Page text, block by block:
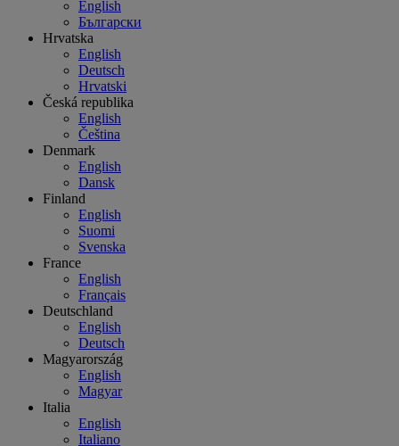
English
Български
Hrvatska
English
Deutsch
Hrvatski
Česká republika
English
Čeština
Denmark
English
Dansk
Finland
English
Suomi
Svenska
France
English
Français
Deutschland
English
Deutsch
Magyarország
English
Magyar
Italia
English
Italiano